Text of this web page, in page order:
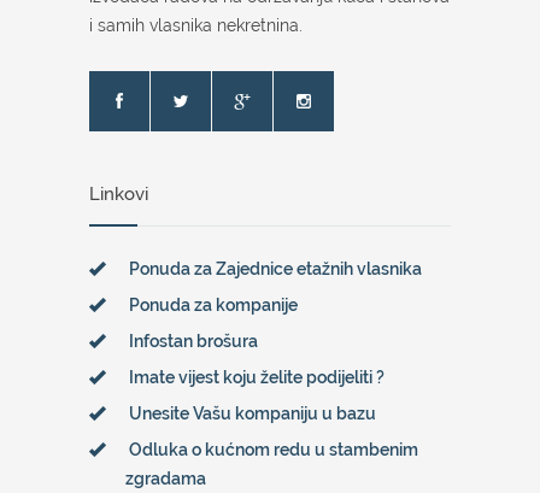
i samih vlasnika nekretnina.
Linkovi
Ponuda za Zajednice etažnih vlasnika
Ponuda za kompanije
Infostan brošura
Imate vijest koju želite podijeliti ?
Unesite Vašu kompaniju u bazu
Odluka o kućnom redu u stambenim
zgradama